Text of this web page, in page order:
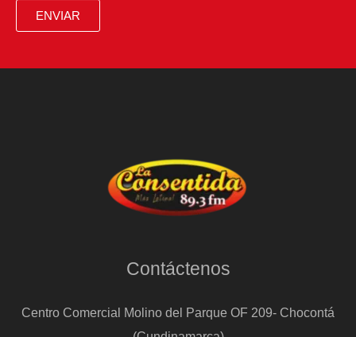
ENVIAR
Contáctenos
Centro Comercial Molino del Parque OF 209- Chocontá